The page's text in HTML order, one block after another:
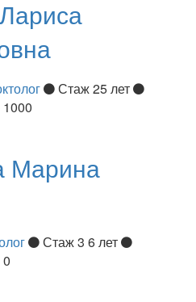
Лариса
Стаж 25 лет
Марина
Стаж 3 6 лет